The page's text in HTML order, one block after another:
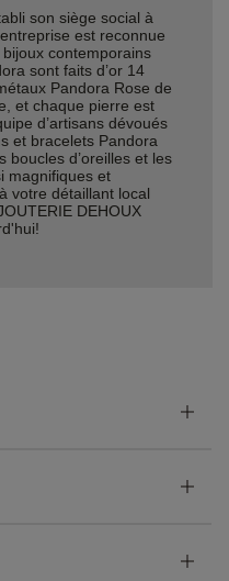
son siège social à
est reconnue
contemporains
sont faits d’or 14
Pandora Rose de
et chaque pierre est
d’artisans dévoués
et bracelets Pandora
boucles d’oreilles et les
magnifiques et
votre détaillant local
DEHOUX